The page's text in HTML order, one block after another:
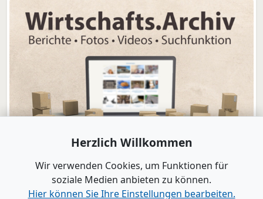
Herzlich Willkommen
Wir verwenden Cookies, um Funktionen für
soziale Medien anbieten zu können.
Hier können Sie Ihre Einstellungen bearbeiten.